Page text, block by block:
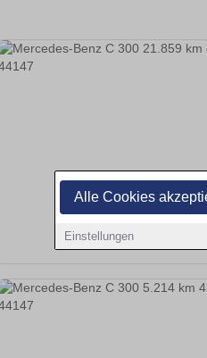
Alle Cookies
Einstellungen